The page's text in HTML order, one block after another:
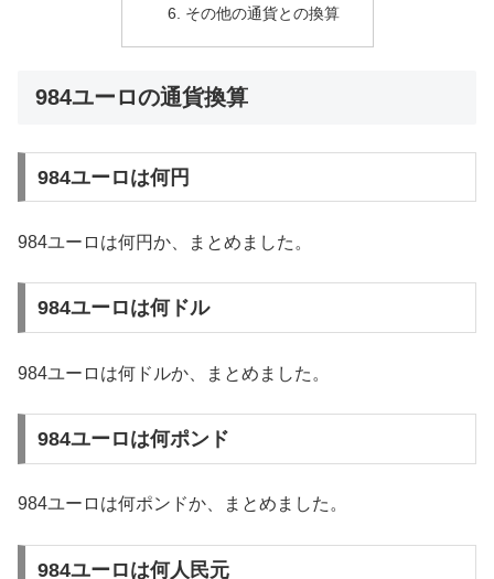
その他の通貨との換算
984ユーロの通貨換算
984ユーロは何円
984ユーロは何円か、まとめました。
984ユーロは何ドル
984ユーロは何ドルか、まとめました。
984ユーロは何ポンド
984ユーロは何ポンドか、まとめました。
984ユーロは何人民元